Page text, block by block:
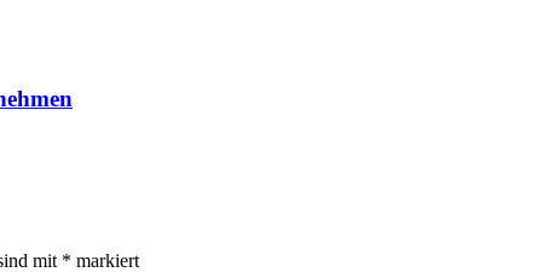
mit * markiert